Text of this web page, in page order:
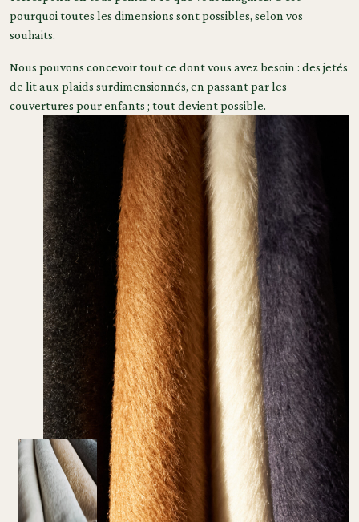
pourquoi toutes les dimensions sont possibles, selon vos
souhaits.
Nous pouvons concevoir tout ce dont vous avez besoin : des jetés
de lit aux plaids surdimensionnés, en passant par les
couvertures pour enfants ; tout devient possible.